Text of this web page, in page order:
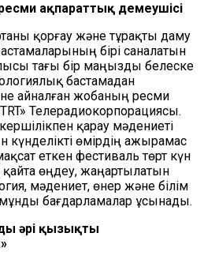
ақпараттық демеушісі
қорғау және тұрақты даму
бірі саналатын
тағы бір маңызды белеске
бастамадан
айналған жобаның ресми
Телерадиокорпорациясы.
қарау мәдениеті
күнделікті өмірдің ажырамас
еткен фестиваль төрт күн
қайта өңдеу, жаңартылатын
мәдениет, өнер және білім
бағдарламалар ұсынады.
әрі қызықты